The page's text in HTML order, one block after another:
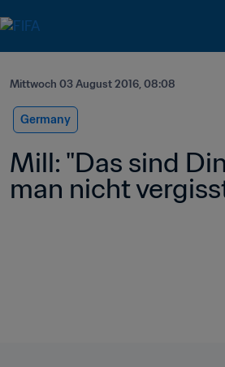
Mittwoch 03 August 2016, 08:08
Germany
Mill: "Das sind
man nicht